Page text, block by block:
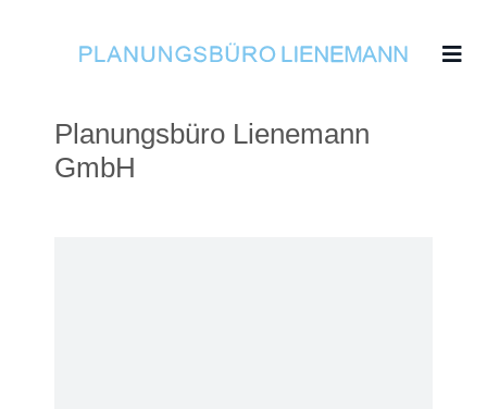
Planungsbüro Lienemann
GmbH